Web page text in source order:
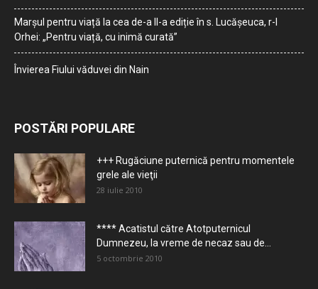
Marșul pentru viață la cea de-a II-a ediție în s. Lucășeuca, r-l
Orhei: „Pentru viață, cu inimă curată”
Învierea Fiului văduvei din Nain
POSTĂRI POPULARE
+++ Rugăciune puternică pentru momentele
grele ale vieţii
28 iulie 2010
**** Acatistul către Atotputernicul
Dumnezeu, la vreme de necaz sau de...
5 octombrie 2010